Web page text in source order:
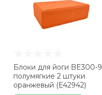
Блоки для йоги BE300-9
полумягкие 2 штуки
оранжевый (E42942)